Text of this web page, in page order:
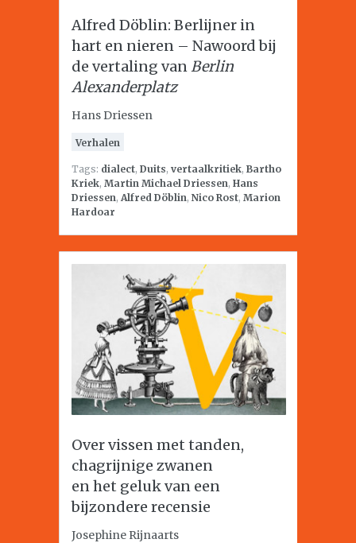
Alfred Döblin: Berlijner in
hart en nieren – Nawoord bij
de vertaling vanBerlin
Alexanderplatz
Hans Driessen
Verhalen
Tags: dialect, Duits, vertaalkritiek, Bartho
Kriek, Martin Michael Driessen, Hans
Driessen, Alfred Döblin, Nico Rost, Marion
Hardoar
Over vissen met tanden,
chagrijnige zwanen
en het geluk van een
bijzondere recensie
Josephine Rijnaarts